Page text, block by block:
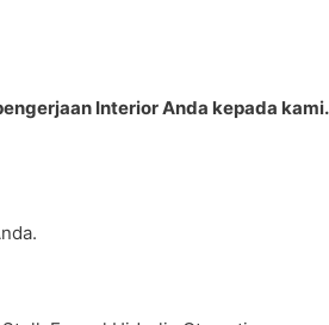
Interior Anda kepada kami.